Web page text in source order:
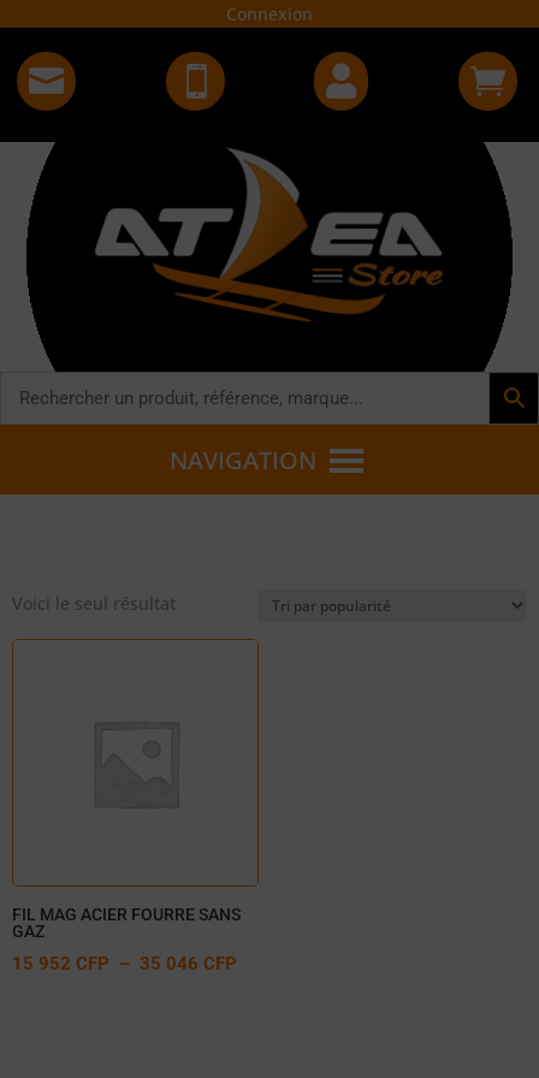
Connexion
   
NAVIGATION
Voici le seul résultat
FIL MAG ACIER FOURRE SANS
GAZ
15 952 CFP – 35 046 CFP